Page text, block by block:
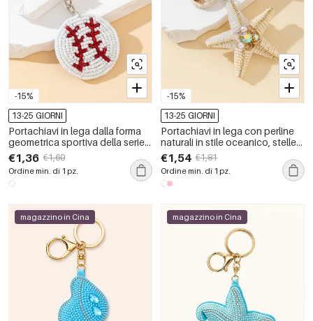
-15%
13-25 GIORNI
Portachiavi in lega dalla forma
geometrica sportiva della serie
Simple
€1,36 €1,60
Ordine min. di 1 pz.
-15%
13-25 GIORNI
Portachiavi in lega con perline
naturali in stile oceanico, stelle
marine intrecciate, serie Simple.
€1,54 €1,81
Ordine min. di 1 pz.
magazzino in Cina magazzino in Cina